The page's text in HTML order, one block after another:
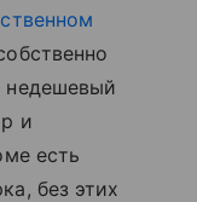
недешевый
и
есть
без этих